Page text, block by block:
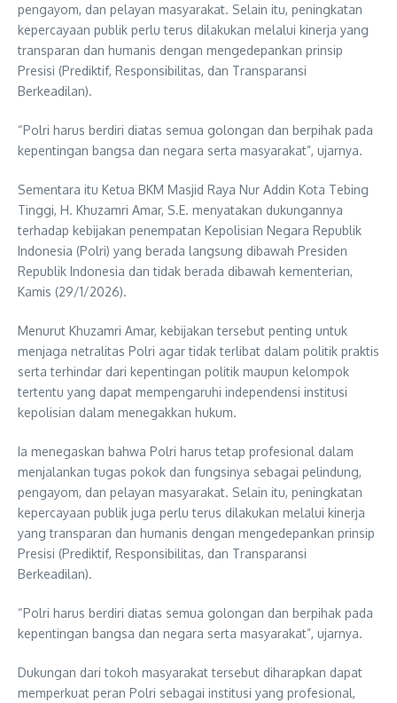
pengayom, dan pelayan masyarakat. Selain itu, peningkatan
kepercayaan publik perlu terus dilakukan melalui kinerja yang
transparan dan humanis dengan mengedepankan prinsip
Presisi (Prediktif, Responsibilitas, dan Transparansi
Berkeadilan).
“Polri harus berdiri diatas semua golongan dan berpihak pada
kepentingan bangsa dan negara serta masyarakat”, ujarnya.
Sementara itu Ketua BKM Masjid Raya Nur Addin Kota Tebing
Tinggi, H. Khuzamri Amar, S.E. menyatakan dukungannya
terhadap kebijakan penempatan Kepolisian Negara Republik
Indonesia (Polri) yang berada langsung dibawah Presiden
Republik Indonesia dan tidak berada dibawah kementerian,
Kamis (29/1/2026).
Menurut Khuzamri Amar, kebijakan tersebut penting untuk
menjaga netralitas Polri agar tidak terlibat dalam politik praktis
serta terhindar dari kepentingan politik maupun kelompok
tertentu yang dapat mempengaruhi independensi institusi
kepolisian dalam menegakkan hukum.
Ia menegaskan bahwa Polri harus tetap profesional dalam
menjalankan tugas pokok dan fungsinya sebagai pelindung,
pengayom, dan pelayan masyarakat. Selain itu, peningkatan
kepercayaan publik juga perlu terus dilakukan melalui kinerja
yang transparan dan humanis dengan mengedepankan prinsip
Presisi (Prediktif, Responsibilitas, dan Transparansi
Berkeadilan).
“Polri harus berdiri diatas semua golongan dan berpihak pada
kepentingan bangsa dan negara serta masyarakat”, ujarnya.
Dukungan dari tokoh masyarakat tersebut diharapkan dapat
memperkuat peran Polri sebagai institusi yang profesional,